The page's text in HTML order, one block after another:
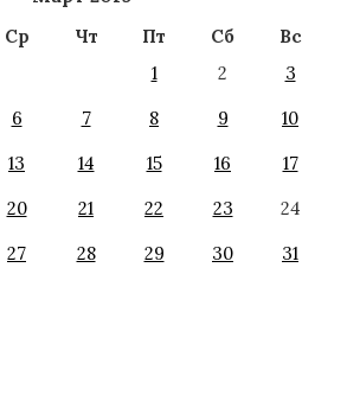
Ср Чт Пт Сб
Вс
1
2
3
6 7 8 9
10
13 14 15 16
17
20 21 22 23
24
27 28 29 30
31